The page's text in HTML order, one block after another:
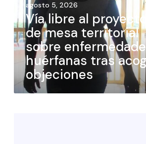
agosto 5, 2026
Vía libre al
de mesa territorial
sobre
huérfanas tras
objeciones